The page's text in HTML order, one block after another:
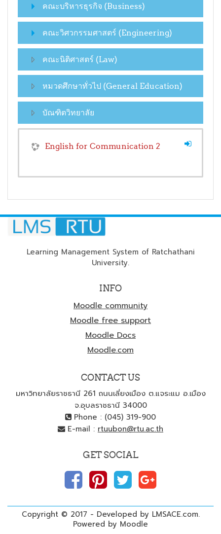
คณะบริหารธุรกิจ (Business)
คณะวิศวกรรมศาสตร์ (Engineering)
คณะนิติศาสตร์ (Law)
หมวดศึกษาทั่วไป (General Education)
บัณฑิตวิทยาลัย
English for Communication 2
Learning Management System of Ratchathani
University.
INFO
Moodle community
Moodle free support
Moodle Docs
Moodle.com
CONTACT US
มหาวิทยาลัยราชธานี 261 ถนนเลี่ยงเมือง ต.แจระแม อ.เมือง
จ.อุบลราชธานี 34000
Phone : (045) 319-900
E-mail : rtuubon@rtu.ac.th
GET SOCIAL
Copyright © 2017 - Developed by LMSACE.com.
Powered by Moodle